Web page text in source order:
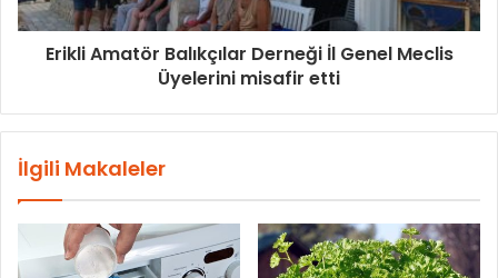
Erikli Amatör Balıkçılar Derneği İl Genel Meclis
Üyelerini misafir etti
İlgili Makaleler